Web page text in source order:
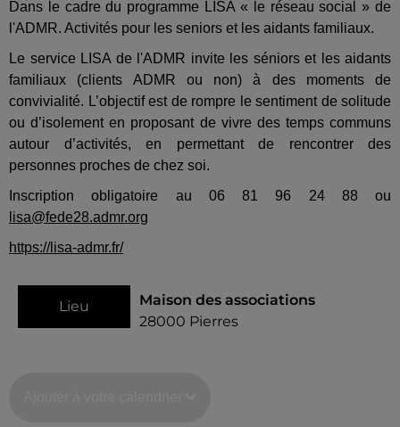
Dans le cadre du programme LISA « le réseau social » de
l'ADMR. Activités pour les seniors et les aidants familiaux.
Le service LISA de l'ADMR invite les séniors et les aidants
familiaux (clients ADMR ou non) à des moments de
convivialité. L’objectif est de rompre le sentiment de solitude
ou d’isolement en proposant de vivre des temps communs
autour d’activités, en permettant de rencontrer des
personnes proches de chez soi.
Inscription obligatoire au 06 81 96 24 88 ou
lisa@fede28.admr.org
https://lisa-admr.fr/
Lieu
Maison des associations
28000 Pierres